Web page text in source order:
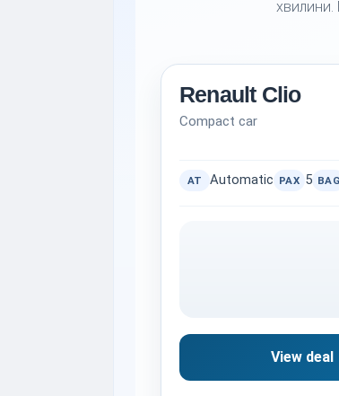
хвилини.
Renault Clio
Compact car
AT Automatic PAX 5 BAG
View deal